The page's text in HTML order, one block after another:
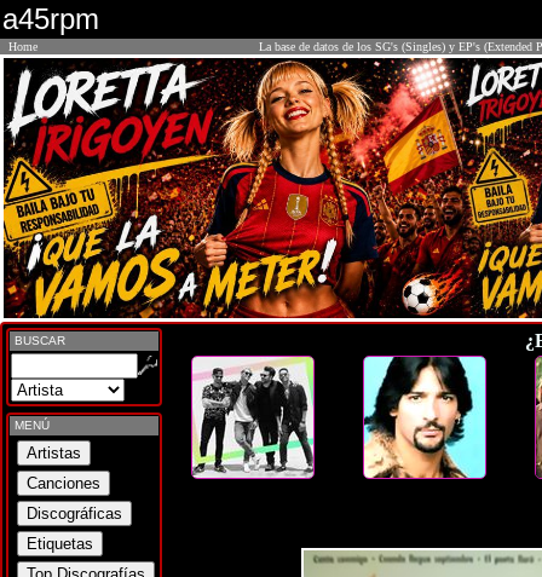
a45rpm
Home La base de datos de los SG's (Singles) y EP's (Extended
BUSCAR
MENÚ